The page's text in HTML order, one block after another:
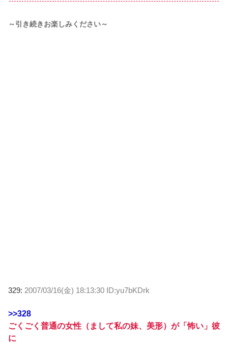
～引き続きお楽しみください～
329: 2007/03/16(金) 18:13:30 ID:yu7bKDrk
>>328
ごくごく普通の女性（まして私の妹、美形）が「怖い」彼
に